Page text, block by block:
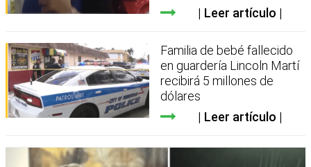
Leer artículo
Familia de bebé fallecido
en guardería Lincoln Martí
recibirá 5 millones de
dólares
Leer artículo